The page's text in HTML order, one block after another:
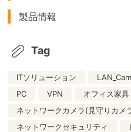
製品情報
Tag
ITソリューション
PC
VPN オフィス家具
ネットワークカメラ(見守りカメ
ネットワークセキュリティ